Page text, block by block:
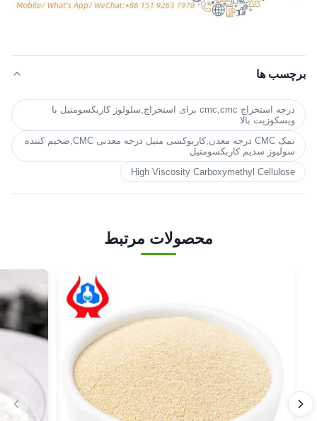
برچسب ها
درجه استخراج cmc,cmc برای استخراج,سلولوز کاربکسومتیل با
ویسکوزیت بالا
نمک CMC درجه معدن,کاربوکسی متیل درجه معدنی CMC,ضخیم کننده
سولیوز سدیم کاربکسومتیل
High Viscosity Carboxymethyl Cellulose
محصولات مرتبط